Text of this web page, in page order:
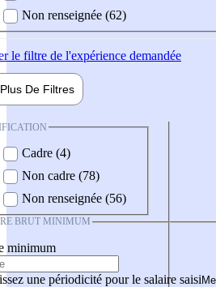
Non renseignée (62)
le filtre de l'expérience demandée
Plus De Filtres
Cadre (4)
Non cadre (78)
Non renseignée (56)
BRUT MINIMUM
minimum
une périodicité pour le salaire saisi